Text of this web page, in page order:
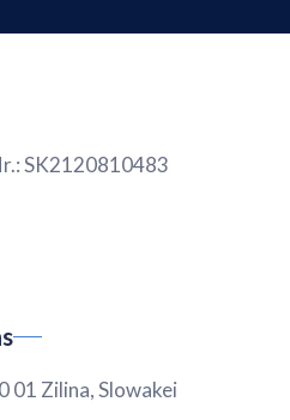
SK2120810483
01 Zilina, Slowakei